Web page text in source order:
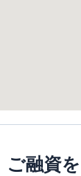
ご融資を